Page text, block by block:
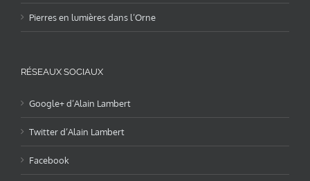
Pierres en lumières dans l’Orne
RÉSEAUX SOCIAUX
Google+ d’Alain Lambert
Twitter d’Alain Lambert
Facebook